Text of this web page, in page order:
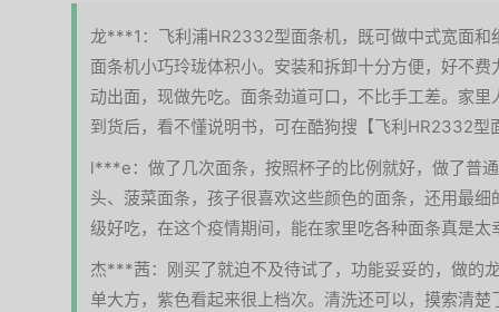
龙***1：飞利浦HR2332型面条机，既可做中式宽面和
面条机小巧玲珑体积小。安装和拆卸十分方便，好不
动出面，现做先吃。面条劲道可口，不比手工差。家
到货后，看不懂说明书，可在酷狗搜【飞利HR2332型
l***e：做了几次面条，按照杯子的比例就好，做了普
头、菠菜面条，孩子很喜欢这些颜色的面条，还用最
级好吃，在这个疫情期间，能在家里吃各种面条真是太
杰***茜：刚买了就迫不及待试了，功能妥妥的，做的
单大方，紫色看起来很上档次。清洗还可以，摸索清楚